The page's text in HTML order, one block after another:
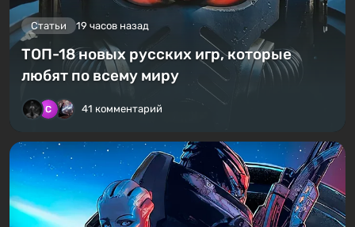
Статьи 19 часов назад
ТОП-18 новых русских игр, которые
любят по всему миру
41 комментарий